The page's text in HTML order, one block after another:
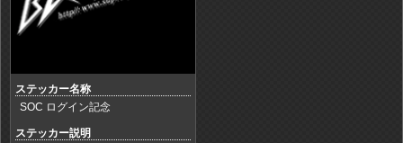
ステッカー名称
SOC ログイン記念
ステッカー説明